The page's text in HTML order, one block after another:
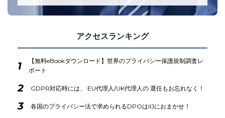
アクセスランキング
1
【無料eBookダウンロード】世界のプライバシー保護規制調査レ
ポート
2 GDPR対応時には、 EU代理人/UK代理人の 選任もお忘れなく！
3 各国のプライバシー法で求められるDPOはIIJにおまかせ！